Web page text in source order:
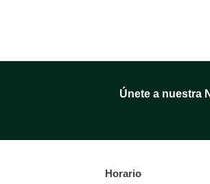
Únete a nuestra
Horario